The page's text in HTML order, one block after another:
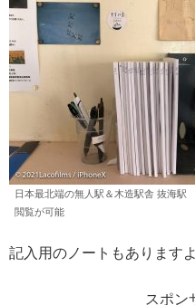
日本最北端の無人駅＆木造駅舎 抜海
閲覧が可能
記入用のノートもありますよ
スポン